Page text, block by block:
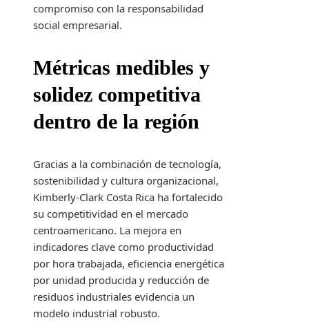
compromiso con la responsabilidad
social empresarial.
Métricas medibles y
solidez competitiva
dentro de la región
Gracias a la combinación de tecnología,
sostenibilidad y cultura organizacional,
Kimberly-Clark Costa Rica ha fortalecido
su competitividad en el mercado
centroamericano. La mejora en
indicadores clave como productividad
por hora trabajada, eficiencia energética
por unidad producida y reducción de
residuos industriales evidencia un
modelo industrial robusto.